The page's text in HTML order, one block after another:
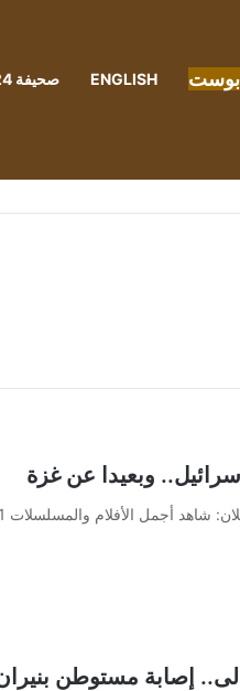
ENGLISH صحيفة 24 لمعلوماتك
وبعيدا عن غزة
إصابة مستوطن